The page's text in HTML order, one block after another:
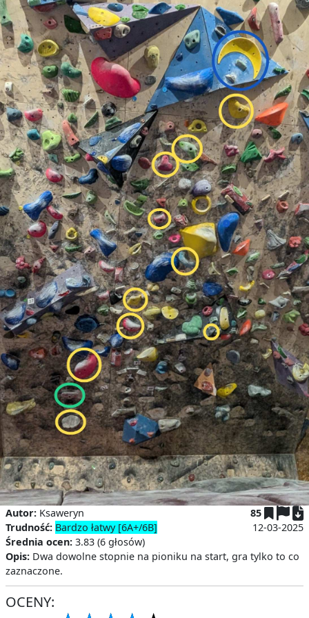
Autor: Ksaweryn
Trudność: Bardzo łatwy [6A+/6B]
Średnia ocen: 3.83 (6 głosów)
85
12-03-2025
Opis: Dwa dowolne stopnie na pioniku na start, gra tylko to co
zaznaczone.
OCENY: